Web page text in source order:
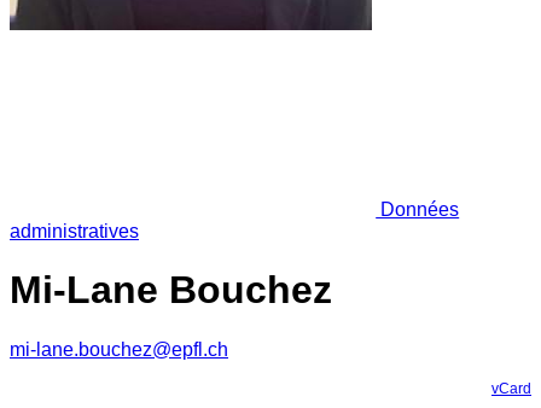
Données
administratives
Mi-Lane Bouchez
mi-lane.bouchez@epfl.ch
vCard